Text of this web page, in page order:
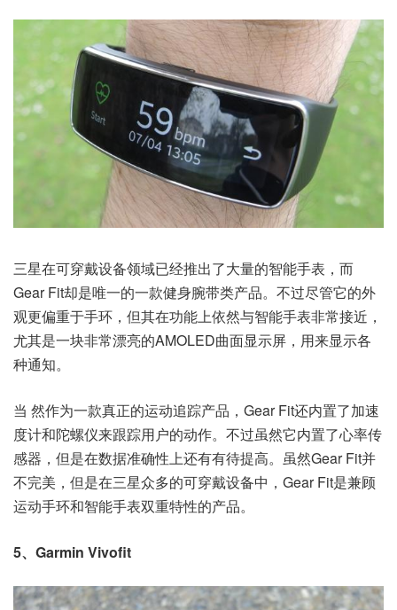
三星在可穿戴设备领域已经推出了大量的智能手表，而
Gear Fit却是唯一的一款健身腕带类产品。不过尽管它的外
观更偏重于手环，但其在功能上依然与智能手表非常接近，
尤其是一块非常漂亮的AMOLED曲面显示屏，用来显示各
种通知。
当 然作为一款真正的运动追踪产品，Gear Fit还内置了加速
度计和陀螺仪来跟踪用户的动作。不过虽然它内置了心率传
感器，但是在数据准确性上还有有待提高。虽然Gear Fit并
不完美，但是在三星众多的可穿戴设备中，Gear Fit是兼顾
运动手环和智能手表双重特性的产品。
5、Garmin Vivofit